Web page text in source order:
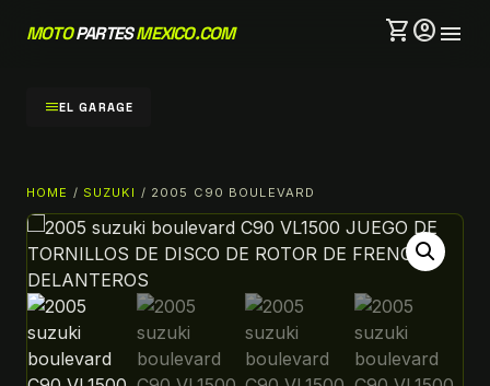
MOTOPARTESMEXICO.COM shopping_cartaccount_circlemenu
menuEL GARAGE
HOME / SUZUKI / 2005 C90 BOULEVARD